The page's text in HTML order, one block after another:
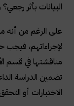
البيانات بأثر
على الرغم من أنه
لإجراءاتهم، فيجب
مناقشتها في قسم
تضمين الدراسة
الاختبارات أو